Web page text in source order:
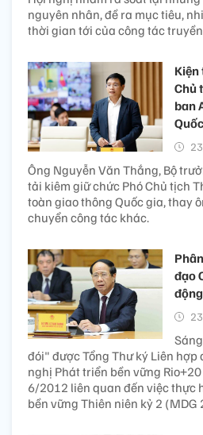
nguyên nhân, đề ra mục tiêu,
thời gian tới của công tác
Kiện
Chủ
ban
Ông Nguyễn Văn Thắng, Bộ
tải kiêm giữ chức Phó Chủ tịch
toàn giao thông Quốc gia, thay
chuyển công tác khác.
đạo
đói" được Tổng Thư ký Liên hợp
nghị Phát triển bền vững
6/2012 liên quan đến việc thực
bền vững Thiên niên kỷ 2 (MDG